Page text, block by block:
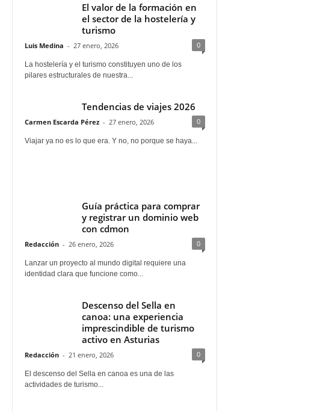
El valor de la formación en
el sector de la hostelería y
turismo
Luis Medina - 27 enero, 2026 0
La hostelería y el turismo constituyen uno de los
pilares estructurales de nuestra...
Tendencias de viajes 2026
Carmen Escarda Pérez - 27 enero, 2026 0
Viajar ya no es lo que era. Y no, no porque se haya...
Guía práctica para comprar
y registrar un dominio web
con cdmon
Redacción - 26 enero, 2026 0
Lanzar un proyecto al mundo digital requiere una
identidad clara que funcione como...
Descenso del Sella en
canoa: una experiencia
imprescindible de turismo
activo en Asturias
Redacción - 21 enero, 2026 0
El descenso del Sella en canoa es una de las
actividades de turismo...